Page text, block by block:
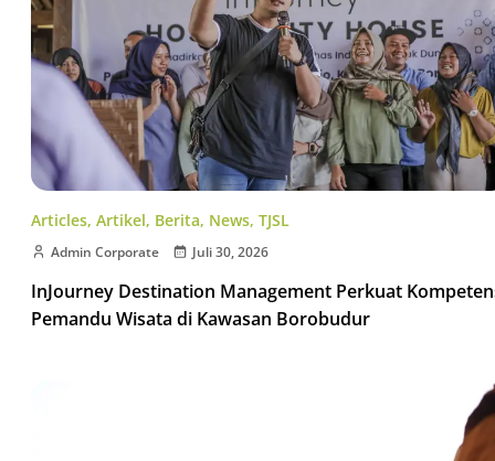
Articles, Artikel, Berita, News, TJSL
Admin Corporate Juli 30, 2026
InJourney Destination Management Perkuat
Pemandu Wisata di Kawasan Borobudur